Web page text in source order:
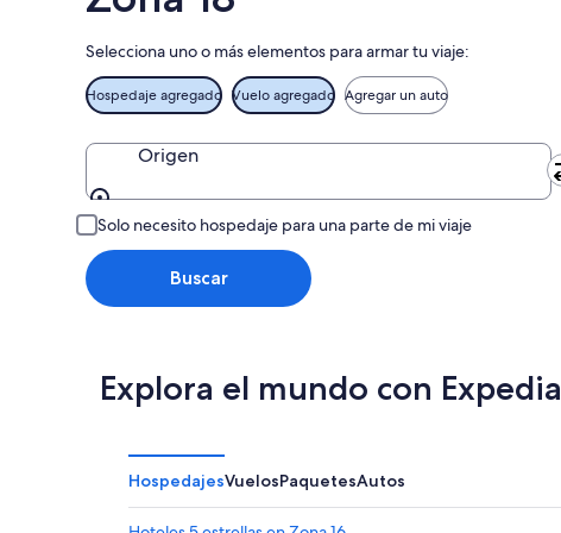
9
Selecciona uno o más elementos para armar tu viaje:
Hospedaje agregado Vuelo agregado Agregar un auto
Origen
Solo necesito hospedaje para una parte de mi viaje
Buscar
Explora el mundo con Expedia
HospedajesVuelosPaquetesAutos